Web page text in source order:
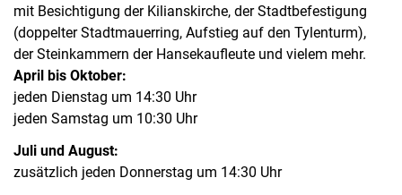
mit Besichtigung der Kilianskirche, der Stadtbefestigung
(doppelter Stadtmauerring, Aufstieg auf den Tylenturm),
der Steinkammern der Hansekaufleute und vielem mehr.
April bis Oktober:
jeden Dienstag um 14:30 Uhr
jeden Samstag um 10:30 Uhr
Juli und August:
zusätzlich jeden Donnerstag um 14:30 Uhr